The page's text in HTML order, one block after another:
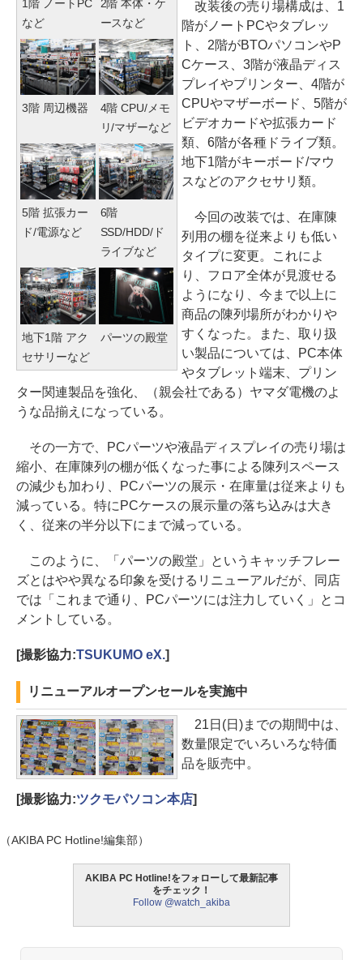
1階 ノートPC
など
2階 本体・ケ
ースなど
3階 周辺機器
4階 CPU/メモ
リ/マザーなど
5階 拡張カー
ド/電源など
6階
SSD/HDD/ド
ライブなど
地下1階 アク
セサリーなど
パーツの殿堂
改装後の売り場構成は、1
階がノートPCやタブレッ
ト、2階がBTOパソコンやP
Cケース、3階が液晶ディス
プレイやプリンター、4階が
CPUやマザーボード、5階が
ビデオカードや拡張カード
類、6階が各種ドライブ類。
地下1階がキーボード/マウ
スなどのアクセサリ類。
今回の改装では、在庫陳
列用の棚を従来よりも低い
タイプに変更。これによ
り、フロア全体が見渡せる
ようになり、今まで以上に
商品の陳列場所がわかりや
すくなった。また、取り扱
い製品については、PC本体
やタブレット端末、プリン
ター関連製品を強化、（親会社である）ヤマダ電機のよ
うな品揃えになっている。
その一方で、PCパーツや液晶ディスプレイの売り場は
縮小、在庫陳列の棚が低くなった事による陳列スペース
の減少も加わり、PCパーツの展示・在庫量は従来よりも
減っている。特にPCケースの展示量の落ち込みは大き
く、従来の半分以下にまで減っている。
このように、「パーツの殿堂」というキャッチフレー
ズとはやや異なる印象を受けるリニューアルだが、同店
では「これまで通り、PCパーツには注力していく」とコ
メントしている。
[撮影協力:TSUKUMO eX.]
リニューアルオープンセールを実施中
21日(日)までの期間中は、
数量限定でいろいろな特価
品を販売中。
[撮影協力:ツクモパソコン本店]
（AKIBA PC Hotline!編集部）
AKIBA PC Hotline!をフォローして最新記事
をチェック！
Follow @watch_akiba